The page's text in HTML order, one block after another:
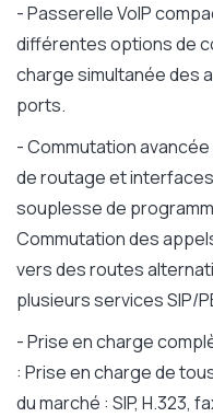
- Passerelle VoIP
différentes options de
charge simultanée des
ports.
- Commutation
de routage et
souplesse de
Commutation des
vers des routes
plusieurs services SIP/
- Prise en charge
: Prise en charge de
du marché : SIP, H.323,